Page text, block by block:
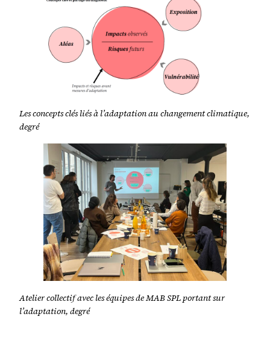
Les concepts clés liés à l’adaptation au changement climatique,
degré
Atelier collectif avec les équipes de MAB SPL portant sur
l’adaptation, degré